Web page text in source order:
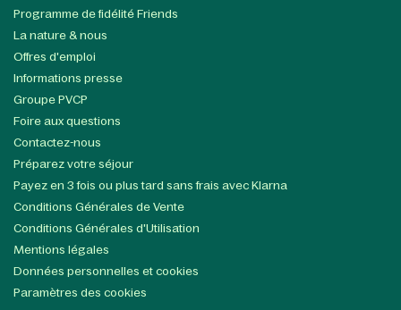
Programme de fidélité Friends
La nature & nous
Offres d'emploi
Informations presse
Groupe PVCP
Foire aux questions
Contactez-nous
Préparez votre séjour
Payez en 3 fois ou plus tard sans frais avec Klarna
Conditions Générales de Vente
Conditions Générales d'Utilisation
Mentions légales
Données personnelles et cookies
Paramètres des cookies